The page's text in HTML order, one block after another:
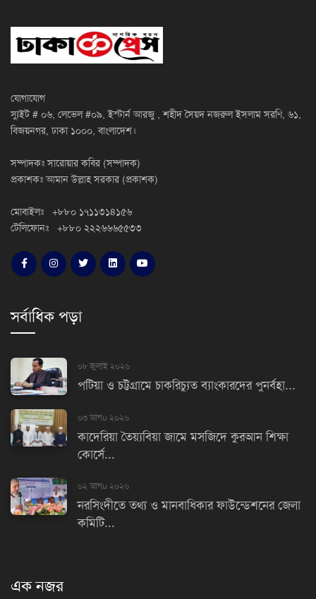
যোগাযোগ
স্যুইট # ০৬, লেভেল #০৯, ইস্টার্ন আরজু , শহীদ সৈয়দ নজরুল ইসলাম সরণি, ৬১,
বিজয়নগর, ঢাকা ১০০০, বাংলাদেশ।
সম্পাদকঃ সারোয়ার কবির (সম্পাদক)
প্রকাশকঃ আমান উল্লাহ সরকার (প্রকাশক)
মোবাইলঃ +৮৮০ ১৭১১৩১৪১৫৬
টেলিফোনঃ +৮৮০ ২২২৬৬৬৫৫৩৩
সর্বাধিক পড়া
০৮ জুলাই ২০২৬
পটিয়া ও চট্টগ্রামে চাকরিচ্যুত ব্যাংকারদের পুনর্বহা...
০৩ আগu ২০২৬
কাদেরিয়া তৈয়্যবিয়া জামে মসজিদে কুরআন শিক্ষা
কোর্সে...
০২ আগu ২০২৬
নরসিংদীতে তথ্য ও মানবাধিকার ফাউন্ডেশনের জেলা
কমিটি...
এক নজর